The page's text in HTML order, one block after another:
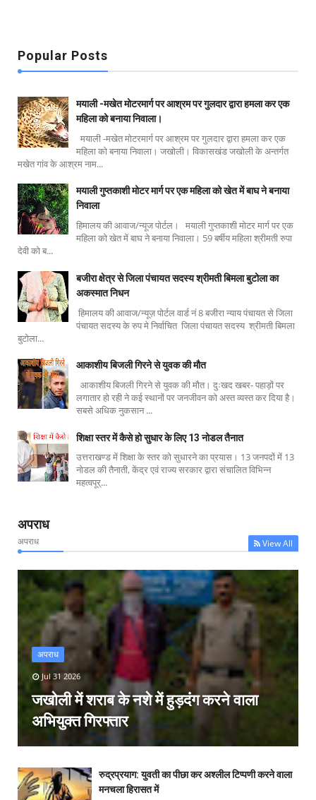
Popular Posts
मयाली -मखेत मोटरमार्ग पर आश्रम पर गुलदार द्वारा हमला कर एक
महिला को बनाया निवाला।
मयाली -मखेत मोटरमार्ग पर आश्रम पर गुलदार द्वारा हमला कर एक
महिला को बनाया निवाला। जखोली। विकासखंड जखोली के अन्तर्गत
मखेत गांव के आश्रम नाम...
मयाली गुप्तकाशी मोटर मार्ग पर एक महिला को खेत में बाघ ने बनाया
निवाला
हिमालय की आवाज/न्यूज पोर्टल। मयाली गुप्तकाशी मोटर मार्ग पर एक
महिला को खेत में बाघ ने बनाया निवाला। 59 बर्षीय महिला श्रीमती रुपा
देवी को ब...
बजीरा क्षेत्र से जिला पंचायत सदस्य श्रीमती बिमला बुटोला का
अकस्मात निधन
हिमालय की आवाज/न्यूज़ पोर्टल वार्ड नं 8 बजीरा न्याय पंचायत से जिला
पंचायत सदस्य के रुप मे निर्वाचित जिला पंचायत सदस्य श्रीमती बिमला
बुटोला...
आकाशीय बिजली गिरने से युवक की मौत
आकाशीय बिजली गिरने से युवक की मौत। दुःखद खबर- पहाड़ों पर
लगातार हो रही ने कई स्थानों पर जनजीवन को अस्त व्यस्त कर दिया है।
सबसे अधिक नुकसान ...
शिक्षा स्तर में कैसे हो सुधार के लिए 13 नोडल तैनात
उत्तराखण्ड में शिक्षा के स्तर को सुधारने का प्रयास। 13 जनपदों में 13
नोडल की तैनाती, केंद्र एवं राज्य सरकार द्वारा संचालित विभिन्न
महत्वपूर्...
अपराध
अपराध View All
अपराध
Jul 31 2026
जखोली में शराब के नशे में हुड़दंग करने वाला
अभियुक्त गिरफ्तार
रुद्रप्रयाग: युवती का पीछा कर अश्लील टिप्पणी करने वाला
मनचला हिरासत में